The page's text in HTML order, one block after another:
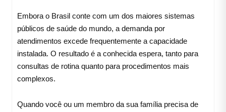
Embora o Brasil conte com um dos maiores sistemas
públicos de saúde do mundo, a demanda por
atendimentos excede frequentemente a capacidade
instalada. O resultado é a conhecida espera, tanto para
consultas de rotina quanto para procedimentos mais
complexos.
Quando você ou um membro da sua família precisa de